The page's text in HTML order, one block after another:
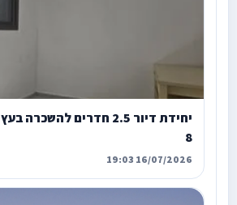
יחידת דיור 2.5 חדרים
8
16/07/2026 19:03